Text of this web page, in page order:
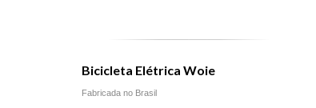
Bicicleta Elétrica Woie
Fabricada no Brasil